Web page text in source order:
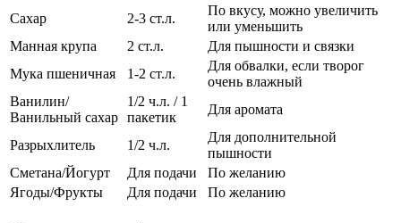
Сахар
2-3 ст.л.
По вкусу, можно увеличить
или уменьшить
Манная крупа
2 ст.л.
Для пышности и связки
Мука пшеничная
1-2 ст.л.
Для обвалки, если творог
очень влажный
Ванилин/
Ванильный сахар
1/2 ч.л. / 1
пакетик
Для аромата
Разрыхлитель 1/2 ч.л.
Для дополнительной
пышности
Сметана/Йогурт
Для подачи
По желанию
Ягоды/Фрукты
Для подачи По желанию